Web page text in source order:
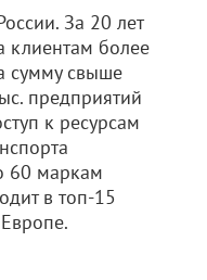
За 20 лет
клиентам более
сумму свыше
предприятий
к ресурсам
60 маркам
в топ-15